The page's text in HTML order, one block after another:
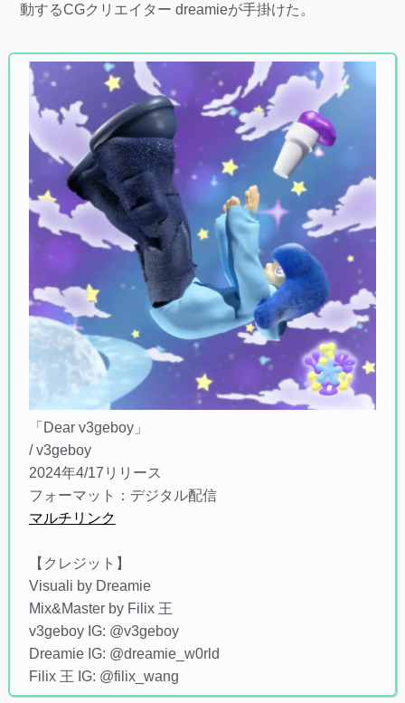
動するCGクリエイター dreamieが手掛けた。
「Dear v3geboy」
/ v3geboy
2024年4/17リリース
フォーマット：デジタル配信
マルチリンク
【クレジット】
Visuali by Dreamie
Mix&Master by Filix 王
v3geboy IG: @v3geboy
Dreamie IG: @dreamie_w0rld
Filix 王 IG: @filix_wang